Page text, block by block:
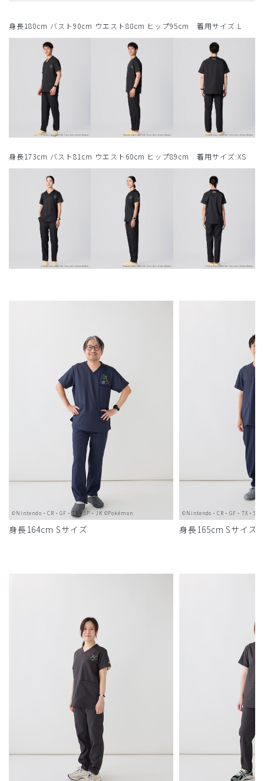
身長180cm バスト90cm ウエスト80cm ヒップ95cm 着用サイズ:L
身長173cm バスト81cm ウエスト60cm ヒップ89cm 着用サイズ:XS
©Nintendo・CR・GF・TX・SP・JK ©Pokémon
身長164cm Sサイズ
©Nintendo・CR・GF・TX・SP
身長165cm Sサイズ